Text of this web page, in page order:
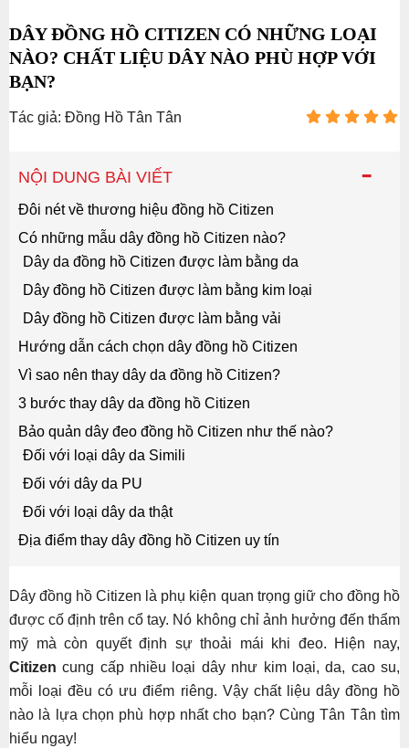
DÂY ĐỒNG HỒ CITIZEN CÓ NHỮNG LOẠI
NÀO? CHẤT LIỆU DÂY NÀO PHÙ HỢP VỚI
BẠN?
Tác giả: Đồng Hồ Tân Tân
-
NỘI DUNG BÀI VIẾT
Đôi nét về thương hiệu đồng hồ Citizen
Có những mẫu dây đồng hồ Citizen nào?
Dây da đồng hồ Citizen được làm bằng da
Dây đồng hồ Citizen được làm bằng kim loại
Dây đồng hồ Citizen được làm bằng vải
Hướng dẫn cách chọn dây đồng hồ Citizen
Vì sao nên thay dây da đồng hồ Citizen?
3 bước thay dây da đồng hồ Citizen
Bảo quản dây đeo đồng hồ Citizen như thế nào?
Đối với loại dây da Simili
Đối với dây da PU
Đối với loại dây da thật
Địa điểm thay dây đồng hồ Citizen uy tín
Dây đồng hồ Citizen là phụ kiện quan trọng giữ cho đồng hồ
được cố định trên cổ tay. Nó không chỉ ảnh hưởng đến thẩm
mỹ mà còn quyết định sự thoải mái khi đeo. Hiện nay,
Citizencung cấp nhiều loại dây như kim loại, da, cao su,
mỗi loại đều có ưu điểm riêng. Vậy chất liệu dây đồng hồ
nào là lựa chọn phù hợp nhất cho bạn? Cùng Tân Tân tìm
hiểu ngay!